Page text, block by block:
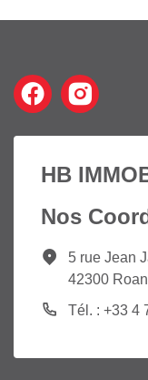
HB
Nos
5 rue Jean
42300
Tél. : +33 4